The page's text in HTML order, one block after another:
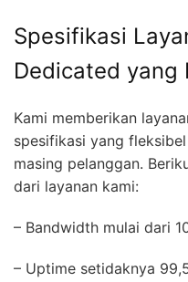
Spesifikasi
Dedicated yang
Kami memberikan
spesifikasi yang
masing pelanggan.
dari layanan kami:
– Bandwidth mulai dari
– Uptime setidaknya